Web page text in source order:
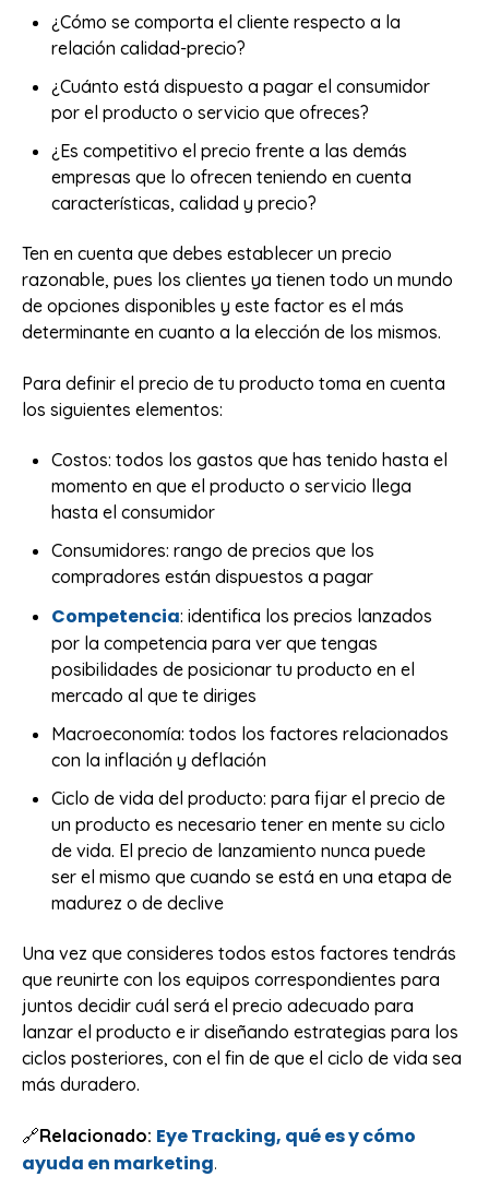
¿Cómo se comporta el cliente respecto a la
relación calidad-precio?
¿Cuánto está dispuesto a pagar el consumidor
por el producto o servicio que ofreces?
¿Es competitivo el precio frente a las demás
empresas que lo ofrecen teniendo en cuenta
características, calidad y precio?
Ten en cuenta que debes establecer un precio
razonable, pues los clientes ya tienen todo un mundo
de opciones disponibles y este factor es el más
determinante en cuanto a la elección de los mismos.
Para definir el precio de tu producto toma en cuenta
los siguientes elementos:
Costos: todos los gastos que has tenido hasta el
momento en que el producto o servicio llega
hasta el consumidor
Consumidores: rango de precios que los
compradores están dispuestos a pagar
Competencia: identifica los precios lanzados
por la competencia para ver que tengas
posibilidades de posicionar tu producto en el
mercado al que te diriges
Macroeconomía: todos los factores relacionados
con la inflación y deflación
Ciclo de vida del producto: para fijar el precio de
un producto es necesario tener en mente su ciclo
de vida. El precio de lanzamiento nunca puede
ser el mismo que cuando se está en una etapa de
madurez o de declive
Una vez que consideres todos estos factores tendrás
que reunirte con los equipos correspondientes para
juntos decidir cuál será el precio adecuado para
lanzar el producto e ir diseñando estrategias para los
ciclos posteriores, con el fin de que el ciclo de vida sea
más duradero.
🔗Relacionado: Eye Tracking, qué es y cómo
ayuda en marketing.